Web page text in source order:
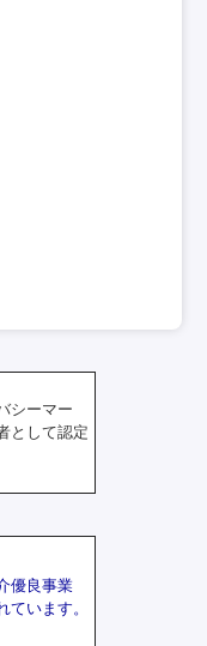
優良事業
ています。
シーマー
として認定